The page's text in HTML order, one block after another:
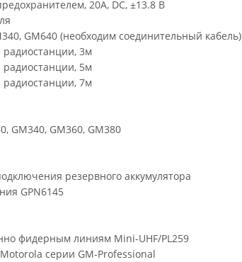
20А, DC, ±13.8 В
GM640 (необходим соединительный кабель)
3м
5м
7м
GM340, GM360, GM380
резервного аккумулятора
GPN6145
фидерным линиям Mini-UHF/PL259
серии GM-Professional